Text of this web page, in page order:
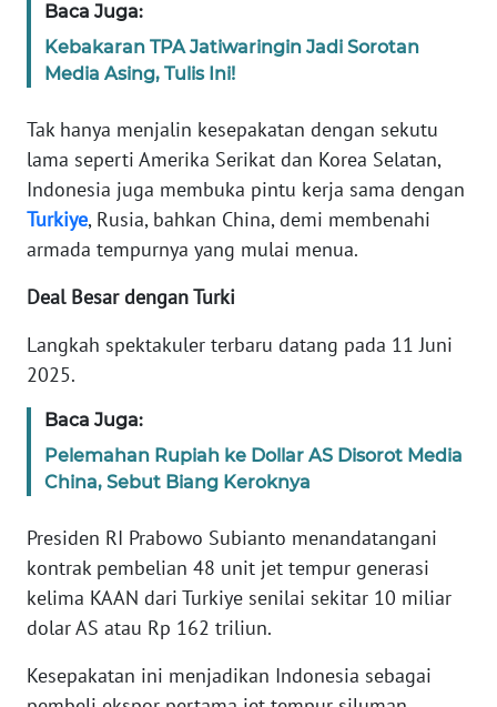
Baca Juga:
Kebakaran TPA Jatiwaringin Jadi Sorotan
Media Asing, Tulis Ini!
Tak hanya menjalin kesepakatan dengan sekutu
lama seperti Amerika Serikat dan Korea Selatan,
Indonesia juga membuka pintu kerja sama dengan
Turkiye, Rusia, bahkan China, demi membenahi
armada tempurnya yang mulai menua.
Deal Besar dengan Turki
Langkah spektakuler terbaru datang pada 11 Juni
2025.
Baca Juga:
Pelemahan Rupiah ke Dollar AS Disorot Media
China, Sebut Biang Keroknya
Presiden RI Prabowo Subianto menandatangani
kontrak pembelian 48 unit jet tempur generasi
kelima KAAN dari Turkiye senilai sekitar 10 miliar
dolar AS atau Rp 162 triliun.
Kesepakatan ini menjadikan Indonesia sebagai
PEDOMAN
MEDIA
REDAKSI
KARIR
Wahana
News
Regional
SUMUT
JAKARTA
WN
JABAR
WN